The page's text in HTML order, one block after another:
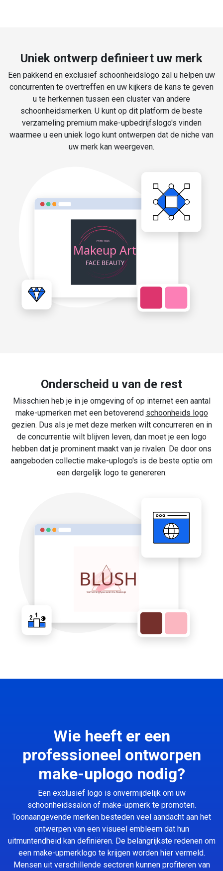
Uniek ontwerp definieert uw merk
Een pakkend en exclusief schoonheidslogo zal u helpen uw
concurrenten te overtreffen en uw kijkers de kans te geven
u te herkennen tussen een cluster van andere
schoonheidsmerken. U kunt op dit platform de beste
verzameling premium make-upbedrijfslogo's vinden
waarmee u een uniek logo kunt ontwerpen dat de niche van
uw merk kan weergeven.
Onderscheid u van de rest
Misschien heb je in je omgeving of op internet een aantal
make-upmerken met een betoverend schoonheids logo
gezien. Dus als je met deze merken wilt concurreren en in
de concurrentie wilt blijven leven, dan moet je een logo
hebben dat je prominent maakt van je rivalen. De door ons
aangeboden collectie make-uplogo's is de beste optie om
een dergelijk logo te genereren.
Wie heeft er een
professioneel ontworpen
make-uplogo nodig?
Een exclusief logo is onvermijdelijk om uw
schoonheidssalon of make-upmerk te promoten.
Toonaangevende merken besteden veel aandacht aan het
ontwerpen van een visueel embleem dat hun
uitmuntendheid kan definiëren. De belangrijkste redenen om
een make-upmerklogo te krijgen worden hier vermeld.
Mensen uit verschillende sectoren kunnen profiteren van